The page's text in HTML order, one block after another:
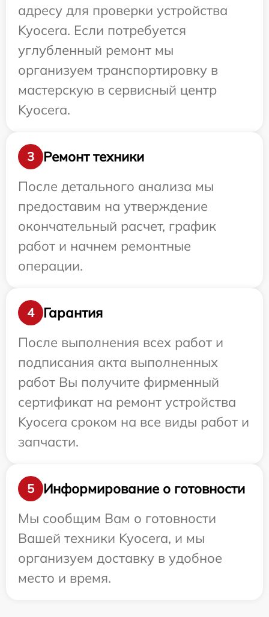
адресу для проверки устройства
Kyocera. Если потребуется
углубленный ремонт мы
организуем транспортировку в
мастерскую в сервисный центр
Kyocera.
3
Ремонт техники
После детального анализа мы
предоставим на утверждение
окончательный расчет, график
работ и начнем ремонтные
операции.
4
Гарантия
После выполнения всех работ и
подписания акта выполненных
работ Вы получите фирменный
сертификат на ремонт устройства
Kyocera сроком на все виды работ и
запчасти.
5
Информирование о готовности
Мы сообщим Вам о готовности
Вашей техники Kyocera, и мы
организуем доставку в удобное
место и время.